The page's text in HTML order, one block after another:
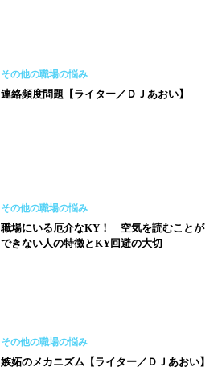
その他の職場の悩み
連絡頻度問題【ライター／ＤＪあおい】
その他の職場の悩み
職場にいる厄介なKY！ 空気を読むことが
できない人の特徴とKY回避の大切
その他の職場の悩み
嫉妬のメカニズム【ライター／ＤＪあおい】